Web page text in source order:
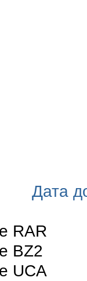
Дата
RAR
BZ2
UCA